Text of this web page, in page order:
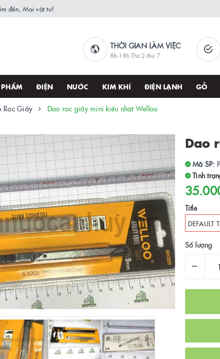
đến, Mọi vật tư!
THỜI GIAN LÀM VIỆC
8h-18h Thứ 2-thứ 7
ĐIỆN NƯỚC KIM KHÍ ĐIỆN LẠNH GỖ
Rọc Giấy Dao rọc giấy mini kiểu nhật Welloo
Dao
Mã SP:
Tình
Title
DEFAULT
Số lượng
–